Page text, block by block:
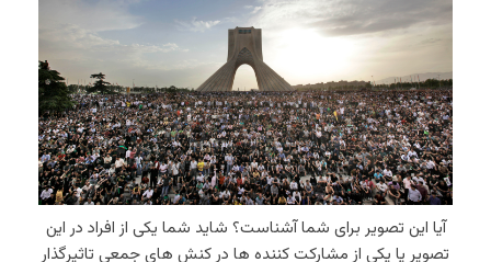
آیا این تصویر برای شما آشناست؟ شاید شما یکی از افراد در این
تصویر یا یکی از مشارکت کننده ها در کنش های جمعی تاثیرگذار